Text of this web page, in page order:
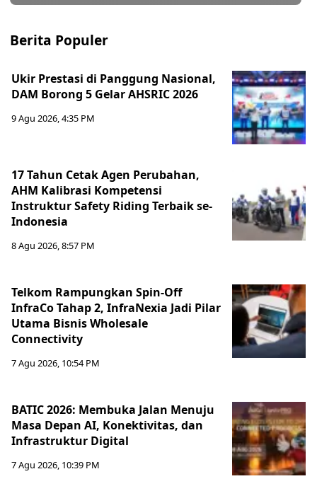
Berita Populer
Ukir Prestasi di Panggung Nasional,
DAM Borong 5 Gelar AHSRIC 2026
9 Agu 2026, 4:35 PM
17 Tahun Cetak Agen Perubahan,
AHM Kalibrasi Kompetensi
Instruktur Safety Riding Terbaik se-
Indonesia
8 Agu 2026, 8:57 PM
Telkom Rampungkan Spin-Off
InfraCo Tahap 2, InfraNexia Jadi Pilar
Utama Bisnis Wholesale
Connectivity
7 Agu 2026, 10:54 PM
BATIC 2026: Membuka Jalan Menuju
Masa Depan AI, Konektivitas, dan
Infrastruktur Digital
7 Agu 2026, 10:39 PM